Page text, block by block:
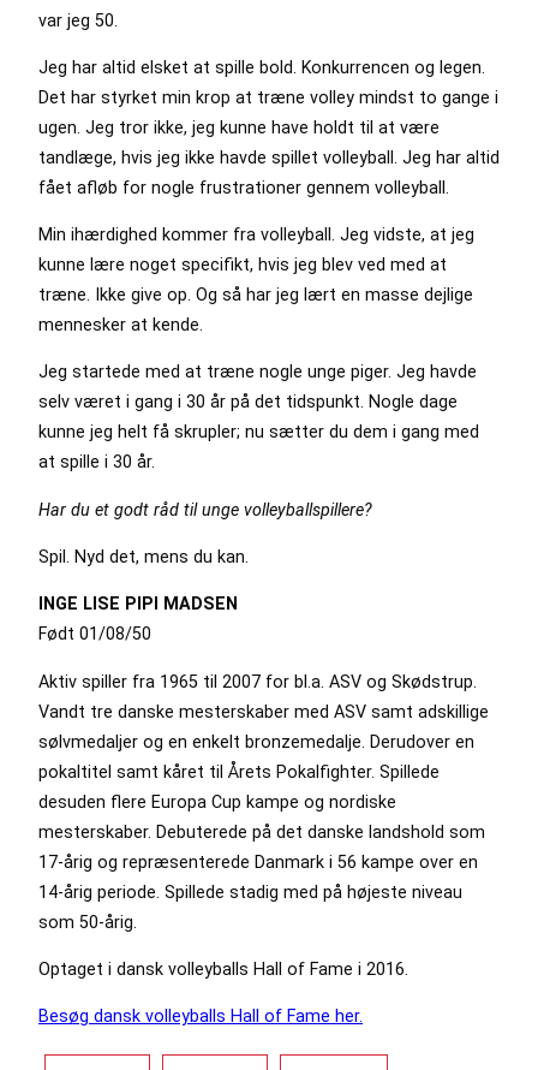
var jeg 50.
Jeg har altid elsket at spille bold. Konkurrencen og legen.
Det har styrket min krop at træne volley mindst to gange i
ugen. Jeg tror ikke, jeg kunne have holdt til at være
tandlæge, hvis jeg ikke havde spillet volleyball. Jeg har altid
fået afløb for nogle frustrationer gennem volleyball.
Min ihærdighed kommer fra volleyball. Jeg vidste, at jeg
kunne lære noget specifikt, hvis jeg blev ved med at
træne. Ikke give op. Og så har jeg lært en masse dejlige
mennesker at kende.
Jeg startede med at træne nogle unge piger. Jeg havde
selv været i gang i 30 år på det tidspunkt. Nogle dage
kunne jeg helt få skrupler; nu sætter du dem i gang med
at spille i 30 år.
Har du et godt råd til unge volleyballspillere?
Spil. Nyd det, mens du kan.
INGE LISE PIPI MADSEN
Født 01/08/50
Aktiv spiller fra 1965 til 2007 for bl.a. ASV og Skødstrup.
Vandt tre danske mesterskaber med ASV samt adskillige
sølvmedaljer og en enkelt bronzemedalje. Derudover en
pokaltitel samt kåret til Årets Pokalfighter. Spillede
desuden flere Europa Cup kampe og nordiske
mesterskaber. Debuterede på det danske landshold som
17-årig og repræsenterede Danmark i 56 kampe over en
14-årig periode. Spillede stadig med på højeste niveau
som 50-årig.
Optaget i dansk volleyballs Hall of Fame i 2016.
Besøg dansk volleyballs Hall of Fame her.